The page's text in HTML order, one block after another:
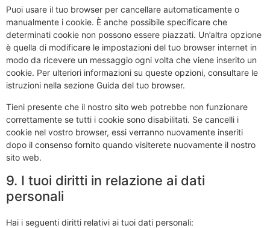
Puoi usare il tuo browser per cancellare automaticamente o
manualmente i cookie. È anche possibile specificare che
determinati cookie non possono essere piazzati. Un’altra opzione
è quella di modificare le impostazioni del tuo browser internet in
modo da ricevere un messaggio ogni volta che viene inserito un
cookie. Per ulteriori informazioni su queste opzioni, consultare le
istruzioni nella sezione Guida del tuo browser.
Tieni presente che il nostro sito web potrebbe non funzionare
correttamente se tutti i cookie sono disabilitati. Se cancelli i
cookie nel vostro browser, essi verranno nuovamente inseriti
dopo il consenso fornito quando visiterete nuovamente il nostro
sito web.
9. I tuoi diritti in relazione ai dati
personali
Hai i seguenti diritti relativi ai tuoi dati personali: